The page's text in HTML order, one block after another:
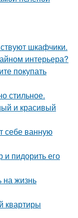
шкафчики.
интерьера?
покупать
стильное.
и красивый
себе ванную
и пидорить его
на жизнь
квартиры